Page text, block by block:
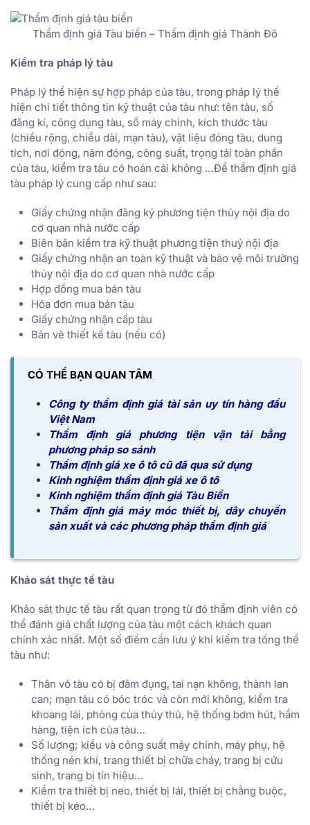
Thẩm định giá Tàu biển – Thẩm định giá Thành Đô
Kiểm tra pháp lý tàu
Pháp lý thể hiện sự hợp pháp của tàu, trong pháp lý thể
hiện chi tiết thông tin kỹ thuật của tàu như: tên tàu, số
đăng kí, công dụng tàu, số máy chính, kích thước tàu
(chiều rộng, chiều dài, mạn tàu), vật liệu đóng tàu, dung
tích, nơi đóng, năm đóng, công suất, trọng tải toàn phần
của tàu, kiểm tra tàu có hoán cải không …Để thẩm định giá
tàu pháp lý cung cấp như sau:
Giấy chứng nhận đăng ký phương tiện thủy nội địa do
cơ quan nhà nước cấp
Biên bản kiểm tra kỹ thuật phương tiện thuỷ nội địa
Giấy chứng nhận an toàn kỹ thuật và bảo vệ môi trường
thủy nội địa do cơ quan nhà nước cấp
Hợp đồng mua bán tàu
Hóa đơn mua bán tàu
Giấy chứng nhận cấp tàu
Bản vẽ thiết kế tàu (nếu có)
CÓ THỂ BẠN QUAN TÂM
Công ty thẩm định giá tài sản uy tín hàng đầu
Việt Nam
Thẩm định giá phương tiện vận tải bằng
phương pháp so sánh
Thẩm định giá xe ô tô cũ đã qua sử dụng
Kinh nghiệm thẩm định giá xe ô tô
Kinh nghiệm thẩm định giá Tàu Biển
Thẩm định giá máy móc thiết bị, dây chuyền
sản xuất và các phương pháp thẩm định giá
Khảo sát thực tế tàu
Khảo sát thực tế tàu rất quan trọng từ đó thẩm định viên có
thể đánh giá chất lượng của tàu một cách khách quan
chính xác nhất. Một số điểm cần lưu ý khi kiểm tra tổng thể
tàu như:
Thân vỏ tàu có bị đâm đụng, tai nạn không, thành lan
can; mạn tàu có bóc tróc và còn mới không, kiểm tra
khoang lái, phòng của thủy thủ, hệ thống bơm hút, hầm
hàng, tiện ích của tàu…
Số lượng; kiểu và công suất máy chính, máy phụ, hệ
thống nén khí, trang thiết bị chữa cháy, trang bị cứu
sinh, trang bị tín hiệu…
Kiểm tra thiết bị neo, thiết bị lái, thiết bị chằng buộc,
thiết bị kéo…